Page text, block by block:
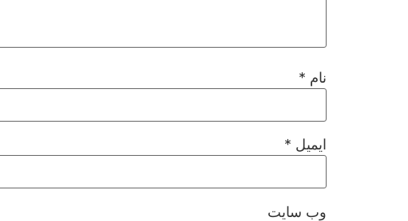
نام *
ایمیل *
وب‌ سایت